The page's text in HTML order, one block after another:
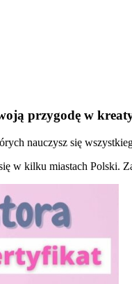
przygodę w
nauczysz się
w kilku miastach Polski.